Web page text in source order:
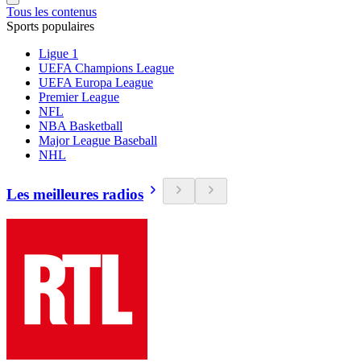
Tous les contenus
Sports populaires
Ligue 1
UEFA Champions League
UEFA Europa League
Premier League
NFL
NBA Basketball
Major League Baseball
NHL
Les meilleures radios